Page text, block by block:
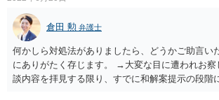
倉田 勲 弁護士
何かしら対処法がありましたら、どうかご助言い
にありがたく存じます。 →大変な目に遭われお察
談内容を拝見する限り、すでに和解案提示の段階